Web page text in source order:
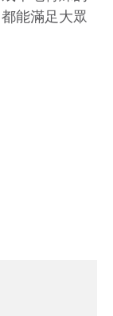
能滿足大眾